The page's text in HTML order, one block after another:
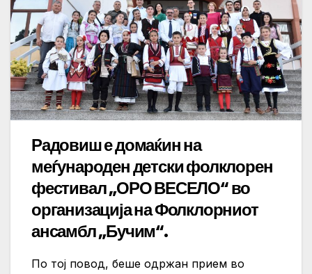
Радовиш е домаќин на
меѓународен детски фолклорен
фестивал „ОРО ВЕСЕЛО“ во
организација на Фолклорниот
ансамбл „Бучим“.
По тој повод, беше одржан прием во